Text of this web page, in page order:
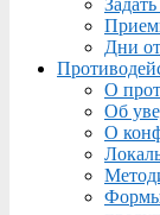
Дни
О
Об
О
Формы